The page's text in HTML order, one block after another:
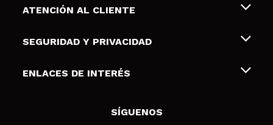
Sobre nosotros
Tarjetas de Regalo
ATENCIÓN AL CLIENTE
Envíos y devoluciones
Formas de pago
SEGURIDAD Y PRIVACIDAD
Terminos y condiciones de uso
Política de cookies
ENLACES DE INTERÉS
SÍGUENOS